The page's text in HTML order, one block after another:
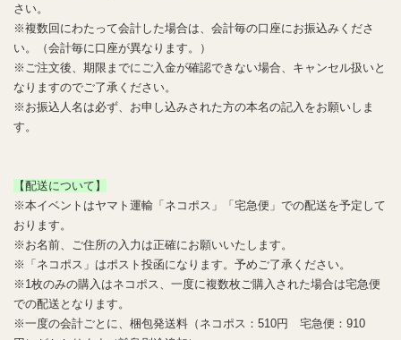
さい。
※複数回にわたって会計した場合は、会計毎の口座にお振込みくださ
い。（会計毎に口座が異なります。）
※ご注文後、期限までにご入金が確認できない場合、キャンセル扱いと
なりますのでご了承ください。
※お振込人名は必ず、お申し込みされた方の本名の記入をお願いしま
す。
【配送について】
※本イベントはヤマト運輸「ネコポス」「宅急便」での配送を予定して
おります。
※お名前、ご住所の入力は正確にお願いいたします。
※「ネコポス」はポスト投函になります。予めご了承ください。
※1枚のみの購入はネコポス、一度に複数枚ご購入された場合は宅急便
での配送となります。
※一度の会計ごとに、梱包発送料（ネコポス：510円 宅急便：910